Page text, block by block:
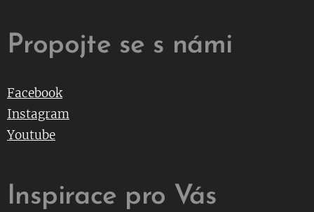
Propojte se s námi
Facebook
Instagram
Youtube
Inspirace pro Vás